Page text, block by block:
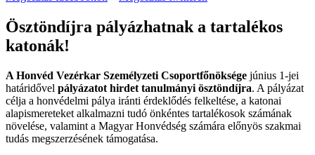
Ösztöndíjra pályázhatnak a tartalékos
katonák!
A Honvéd Vezérkar Személyzeti Csoportfőnöksége június 1-jei
határidővel pályázatot hirdet tanulmányi ösztöndíjra. A pályázat
célja a honvédelmi pálya iránti érdeklődés felkeltése, a katonai
alapismereteket alkalmazni tudó önkéntes tartalékosok számának
növelése, valamint a Magyar Honvédség számára előnyös szakmai
tudás megszerzésének támogatása.